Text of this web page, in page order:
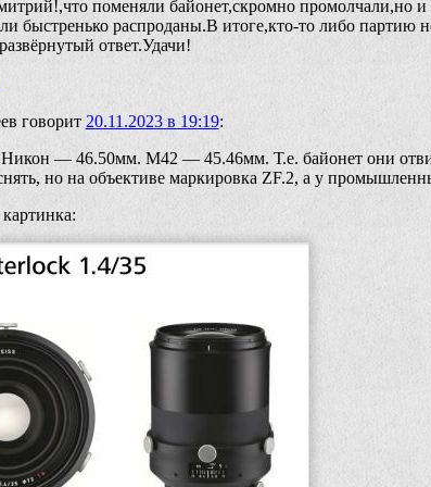
поменяли байонет,скромно промолчали,но и
быстренько распроданы.В итоге,кто-то либо партию
ответ.Удачи!
говорит 20.11.2023 в 19:19:
Никон — 46.50мм. M42 — 45.46мм. Т.е. байонет они
но на объективе маркировка ZF.2, а у